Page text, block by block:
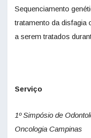
Sequenciamento
tratamento da disfagia
a serem tratados
Serviço
1º Simpósio de
Oncologia Campinas